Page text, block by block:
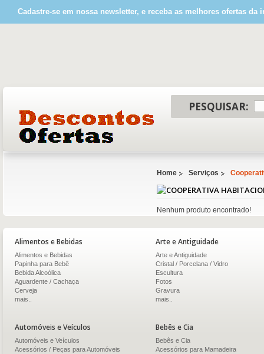
Cadastre-se em nossa newsletter, e receba as melhores ofertas da
PESQUISAR:
Home Serviços
Nenhum produto encontrado!
Alimentos e Bebidas
Alimentos e Bebidas
Papinha para Bebê
Bebida Alcoólica
Aguardente / Cachaça
Cerveja
mais..
Arte e Antiguidade
Arte e Antiguidade
Cristal / Porcelana / Vidro
Escultura
Fotos
Gravura
mais..
Automóveis e Veículos
Automóveis e Veículos
Acessórios / Peças para Automóveis
Bebês e Cia
Bebês e Cia
Acessórios para Mamadeira